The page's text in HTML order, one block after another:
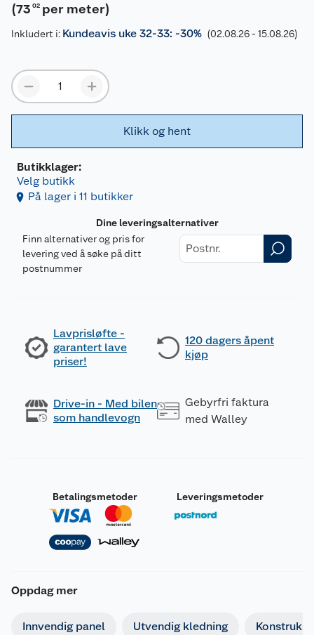
(73 02 per meter)
Inkludert i: Kundeavis uke 32-33: -30% (02.08.26 - 15.08.26)
Klikk og hent
Butikklager:
Velg butikk
På lager i 11 butikker
Dine leveringsalternativer
Finn alternativer og pris for
levering ved å søke på ditt
postnummer
Lavprisløfte -
garantert lave
priser!
120 dagers åpent
kjøp
Drive-in - Med bilen
som handlevogn
Gebyrfri faktura
med Walley
Betalingsmetoder Leveringsmetoder
Oppdag mer
Innvendig panel Utvendig kledning